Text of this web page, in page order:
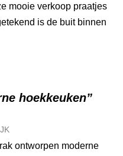
mooie verkoop praatjes
is de buit binnen
hoekkeuken”
ontworpen moderne